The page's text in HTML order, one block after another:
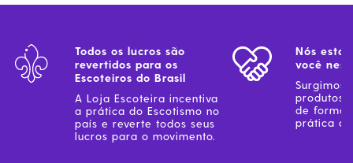
Todos os lucros são
revertidos para os
Escoteiros do Brasil
A Loja Escoteira incentiva
a prática do Escotismo no
país e reverte todos seus
lucros para o movimento.
Nós
você
Surgimos
produtos
de forma
prática